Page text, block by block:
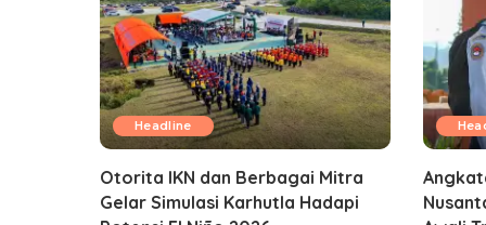
Headline
Otorita IKN dan Berbagai Mitra
Gelar Simulasi Karhutla Hadapi